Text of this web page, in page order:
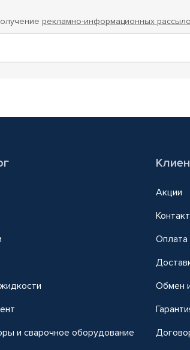
рекламно-информационных
и сварочное оборудование
Акции
Оплата
Обмен